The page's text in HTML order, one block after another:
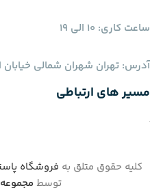
ساعت کاری: 10 الی 19
آدرس: تهران شهران شمالی
مسیر های ارتباطی
کلیه حقوق متلق به فروشگاه
توسط